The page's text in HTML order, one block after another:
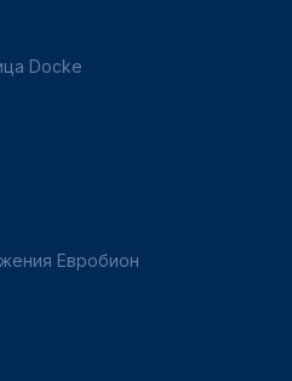
Docke
Евробион